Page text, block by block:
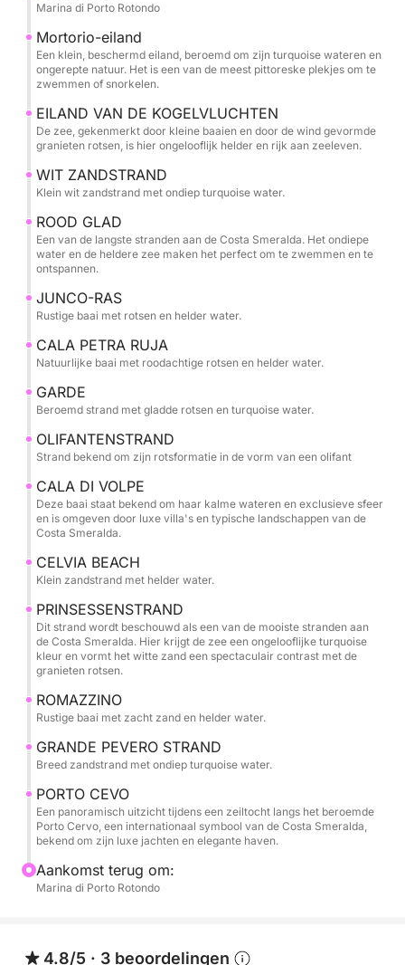
Niet ver daarvandaan ligt het pittoreske Isola di
Soffi, gekenmerkt door kleine, verborgen baaien en
door de wind gevormde granieten rotsen. Het water
is ongelooflijk transparant en rijk aan zeeleven,
Varend langs de kust bereikt u het kleine en
charmante Spiaggia Rena Bianca, een strand met
licht zand dat wordt omspoeld door ondiep,
De reis gaat verder naar Liscia Ruja, een van de
langste en beroemdste stranden van de Costa
Smeralda. Hier creëren het ondiepe water en de
kristalheldere zee de perfecte omgeving om te
zwemmen en te ontspannen in de zon.
Iets verderop opent zich de rustige baai van Razza
di Junco, waar granieten rotsen en helder water een
natuurlijke baai omgeven door roodachtige rotsen
die contrasteren met de heldere, turquoise zee.
Een van de populairste stops is het prachtige
Capriccioli, beroemd om zijn gladde, door de wind
gevormde rotsen en smaragdgroen water, waardoor
dit een van de meest gefotografeerde plekken in de
omgeving is.
tegen, bekend om zijn opvallende rotsformatie die
De zeiltocht gaat verder naar de beroemde Cala di
Volpe, een van de meest elegante baaien van
Sardinië. Het kalme water en het landschap
omgeven door luxe villa's creëren een exclusieve
sfeer die typisch is voor de Costa Smeralda.
een bleke zeebodem die zorgt voor een ongelooflijk
Marina di Porto Rotondo
Mortorio-eiland
Een klein, beschermd eiland, beroemd om zijn turquoise wateren en
ongerepte natuur. Het is een van de meest pittoreske plekjes om te
zwemmen of snorkelen.
EILAND VAN DE KOGELVLUCHTEN
De zee, gekenmerkt door kleine baaien en door de wind gevormde
granieten rotsen, is hier ongelooflijk helder en rijk aan zeeleven.
WIT ZANDSTRAND
Klein wit zandstrand met ondiep turquoise water.
ROOD GLAD
Een van de langste stranden aan de Costa Smeralda. Het ondiepe
water en de heldere zee maken het perfect om te zwemmen en te
ontspannen.
JUNCO-RAS
Rustige baai met rotsen en helder water.
CALA PETRA RUJA
Natuurlijke baai met roodachtige rotsen en helder water.
GARDE
Beroemd strand met gladde rotsen en turquoise water.
OLIFANTENSTRAND
Strand bekend om zijn rotsformatie in de vorm van een olifant
CALA DI VOLPE
Deze baai staat bekend om haar kalme wateren en exclusieve sfeer
en is omgeven door luxe villa's en typische landschappen van de
Costa Smeralda.
CELVIA BEACH
Klein zandstrand met helder water.
PRINSESSENSTRAND
Dit strand wordt beschouwd als een van de mooiste stranden aan
de Costa Smeralda. Hier krijgt de zee een ongelooflijke turquoise
kleur en vormt het witte zand een spectaculair contrast met de
granieten rotsen.
ROMAZZINO
Rustige baai met zacht zand en helder water.
GRANDE PEVERO STRAND
Breed zandstrand met ondiep turquoise water.
PORTO CEVO
Een panoramisch uitzicht tijdens een zeiltocht langs het beroemde
Porto Cervo, een internationaal symbool van de Costa Smeralda,
bekend om zijn luxe jachten en elegante haven.
Aankomst terug om:
Marina di Porto Rotondo
4.8/5 · 3 beoordelingen